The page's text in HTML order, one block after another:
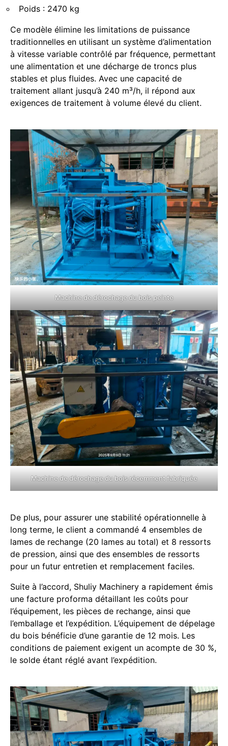
Poids : 2470 kg
Ce modèle élimine les limitations de puissance
traditionnelles en utilisant un système d’alimentation
à vitesse variable contrôlé par fréquence, permettant
une alimentation et une décharge de troncs plus
stables et plus fluides. Avec une capacité de
traitement allant jusqu’à 240 m³/h, il répond aux
exigences de traitement à volume élevé du client.
Machine de dérochage du bois peinte
Machine de dérochage du bois récemment fabriquée
De plus, pour assurer une stabilité opérationnelle à
long terme, le client a commandé 4 ensembles de
lames de rechange (20 lames au total) et 8 ressorts
de pression, ainsi que des ensembles de ressorts
pour un futur entretien et remplacement faciles.
Suite à l’accord, Shuliy Machinery a rapidement émis
une facture proforma détaillant les coûts pour
l’équipement, les pièces de rechange, ainsi que
l’emballage et l’expédition. L’équipement de dépelage
du bois bénéficie d’une garantie de 12 mois. Les
conditions de paiement exigent un acompte de 30 %,
le solde étant réglé avant l’expédition.